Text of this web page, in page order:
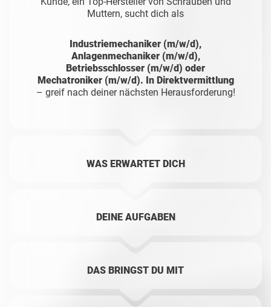
Muttern, sucht dich als
Industriemechaniker (m/w/d),
Anlagenmechaniker (m/w/d),
Betriebsschlosser (m/w/d) oder
Mechatroniker (m/w/d). In Direktvermittlung
– greif nach deiner nächsten Herausforderung!
WAS ERWARTET DICH
DEINE AUFGABEN
DAS BRINGST DU MIT